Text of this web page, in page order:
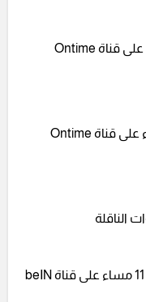
سموحة تواجه الجونة – الساعة 5 مساء على قناة Ontime
الاتحاد ضد وادي دجلة – الساعة 8 مساء على قناة Ontime
الناقلة
ريال بيتيس ضد أتلتيكو مدريد – الساعة 11 مساء على قناة beIN